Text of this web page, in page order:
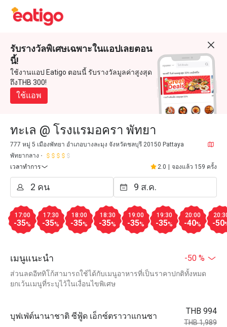
รับรางวัลพิเศษเฉพาะในแอปเลยตอน
นี้!
ใช้งานแอป Eatigo ตอนนี้ รับรางวัลมูลค่าสูงสุด
ถึงTHB 300!
ใช้แอพ
ทะเล @ โรงแรมอครา พัทยา
777 หมู่ 5 เมืองพัทยา อำเภอบางละมุง จังหวัดชลบุรี 20150 Pattaya
พัทยากลาง
เวลาทำการ
2.0 จองแล้ว 159 ครั้ง
17:00
-35%
17:30
-35%
18:00
-35%
18:30
-35%
19:00
-35%
19:30
-35%
20:00
-40% -50
เมนูแนะนำ -50 %
ส่วนลดอีททิโก้สามารถใช้ได้กับเมนูอาหารที่เป็นราคาปกติทั้งหมด
ยกเว้นเมนูที่ระบุไว้ในเงื่อนไขพิเศษ
บุฟเฟ่ต์นานาชาติ ซีฟู้ด เอ็กซ์ตราวาแกนซา
THB 994
THB 1,989